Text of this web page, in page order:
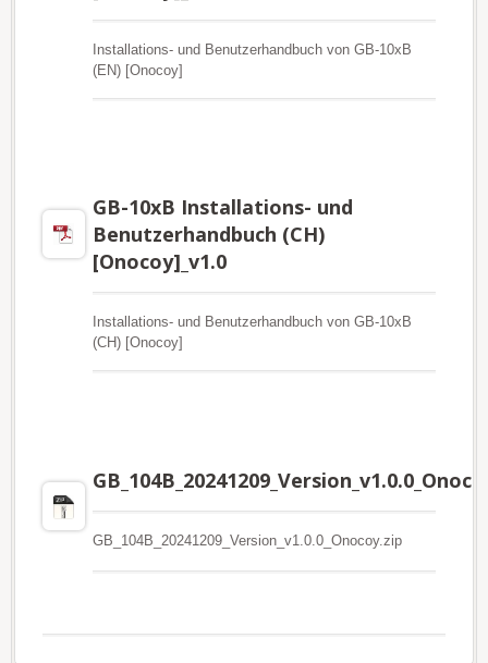
Installations- und Benutzerhandbuch von GB-10xB
(EN) [Onocoy]
GB-10xB Installations- und
Benutzerhandbuch (CH)
[Onocoy]_v1.0
Installations- und Benutzerhandbuch von GB-10xB
(CH) [Onocoy]
GB_104B_20241209_Version_v1.0.0_Onocoy.zip